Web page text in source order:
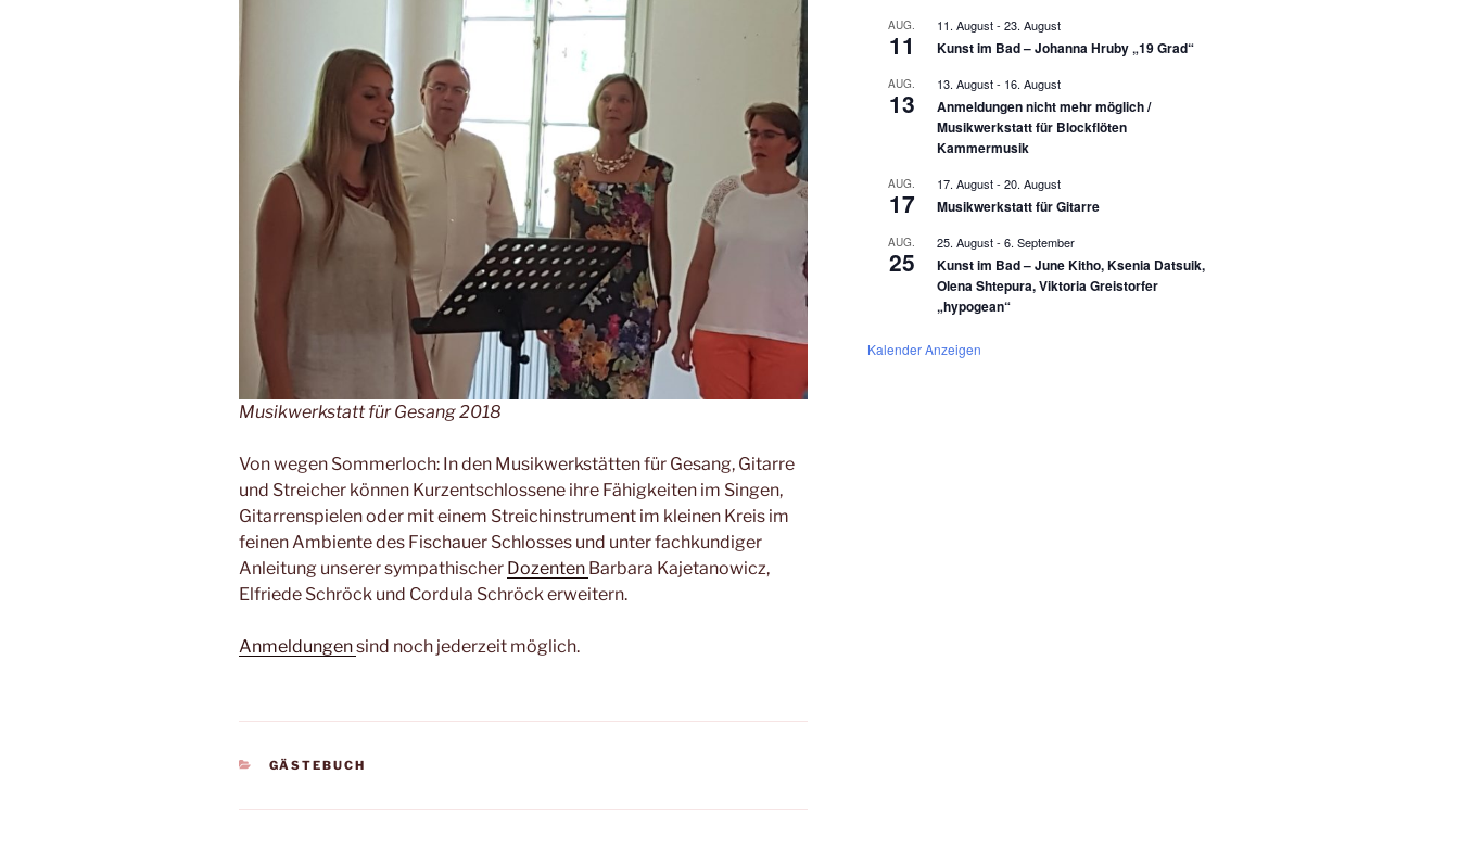
Musikwerkstatt für Gesang 2018
Von wegen Sommerloch: In den Musikwerkstätten für Gesang, Gitarre
und Streicher können Kurzentschlossene ihre Fähigkeiten im Singen,
Gitarrenspielen oder mit einem Streichinstrument im kleinen Kreis im
feinen Ambiente des Fischauer Schlosses und unter fachkundiger
Anleitung unserer sympathischer Dozenten Barbara Kajetanowicz,
Elfriede Schröck und Cordula Schröck erweitern.
Anmeldungensind noch jederzeit möglich.
KATEGORIEN
GÄSTEBUCH
AUG.
11
11. August- 23. August
Kunst im Bad – Johanna Hruby „19 Grad“
AUG.
13
13. August- 16. August
Anmeldungen nicht mehr möglich /
Musikwerkstatt für Blockflöten
Kammermusik
AUG.
17
17. August- 20. August
Musikwerkstatt für Gitarre
AUG.
25
25. August- 6. September
Kunst im Bad – June Kitho, Ksenia Datsuik,
Olena Shtepura, Viktoria Greistorfer
„hypogean“
Kalender Anzeigen